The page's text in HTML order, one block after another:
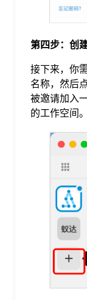
第四步：创
接下来，你
名称，然后
被邀请加入
的工作空间。